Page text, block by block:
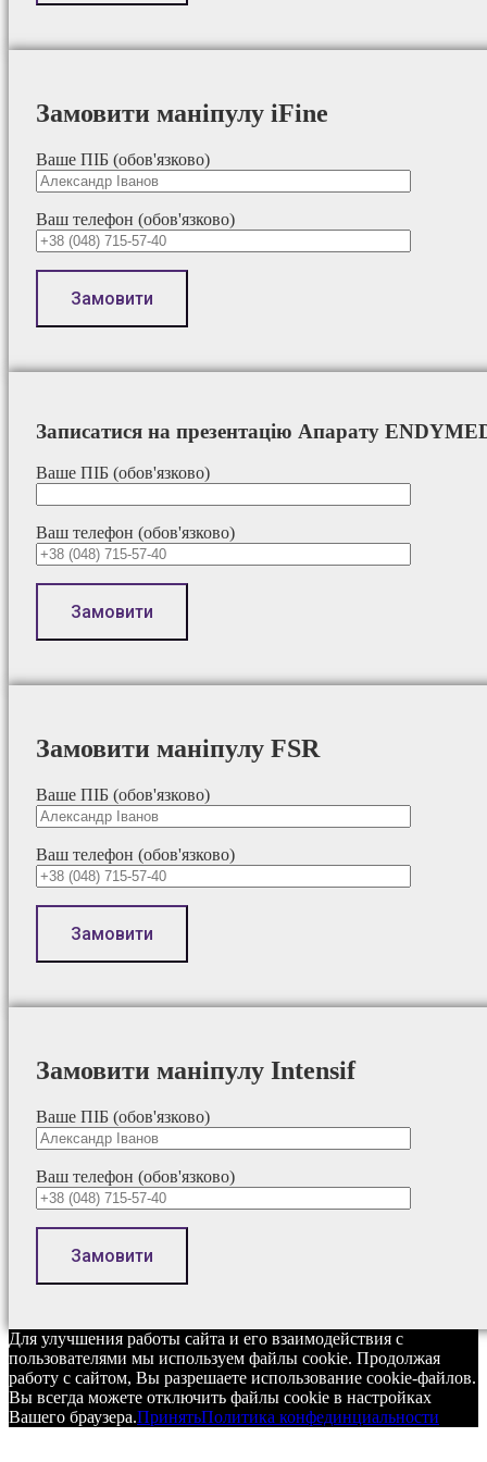
Замовити маніпулу iFine
Ваше ПІБ (обов'язково)
Ваш телефон (обов'язково)
Записатися на презентацію Апарату
Ваше ПІБ (обов'язково)
Ваш телефон (обов'язково)
Замовити маніпулу FSR
Ваше ПІБ (обов'язково)
Ваш телефон (обов'язково)
Замовити маніпулу Intensif
Ваше ПІБ (обов'язково)
Ваш телефон (обов'язково)
Для улучшения работы сайта и его взаимодействия с
пользователями мы используем файлы cookie. Продолжая
работу с сайтом, Вы разрешаете использование cookie-файлов.
Вы всегда можете отключить файлы cookie в настройках
Вашего браузера.ПринятьПолитика конфединциальности